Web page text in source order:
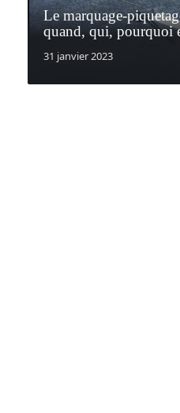
Le marquage-
quand, qui, pourquoi
31 janvier 2023